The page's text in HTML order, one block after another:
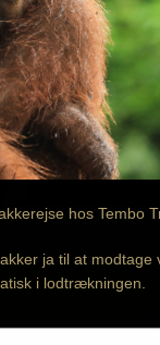
hos Tembo
ja til at modtage
i lodtrækningen.